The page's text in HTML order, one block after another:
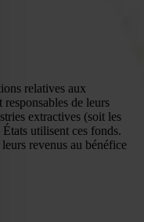
relatives aux
de leurs
extractives (soit les
utilisent ces fonds.
revenus au bénéfice